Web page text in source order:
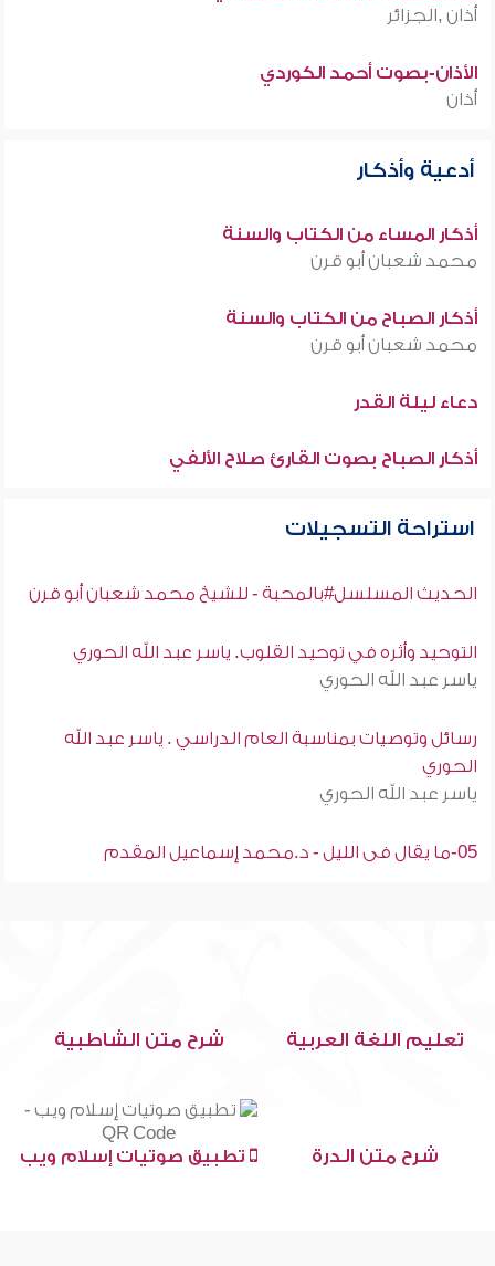
أذان ,الجزائر
الأذان-بصوت أحمد الكوردي
أذان
أدعية وأذكار
أذكار المساء من الكتاب والسنة
محمد شعبان أبو قرن
أذكار الصباح من الكتاب والسنة
محمد شعبان أبو قرن
دعاء ليلة القدر
أذكار الصباح بصوت القارئ صلاح الألفي
استراحة التسجيلات
الحديث المسلسل#بالمحبة - للشيخ محمد شعبان أبو قرن
التوحيد وأثره في توحيد القلوب. ياسر عبد الله الحوري
ياسر عبد الله الحوري
رسائل وتوصيات بمناسبة العام الدراسي . ياسر عبد الله
الحوري
ياسر عبد الله الحوري
05-ما يقال فى الليل - د.محمد إسماعيل المقدم
تعليم اللغة العربية شرح متن الشاطبية
شرح متن الدرة تطبيق صوتيات إسلام ويب